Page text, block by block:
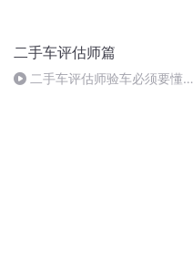
二手车评估师篇
二手车评估师验车必须要懂的